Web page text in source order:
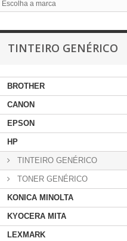
Escolha a marca
TINTEIRO GENÉRICO
BROTHER
CANON
EPSON
HP
TINTEIRO GENÉRICO
TONER GENÉRICO
KONICA MINOLTA
KYOCERA MITA
LEXMARK